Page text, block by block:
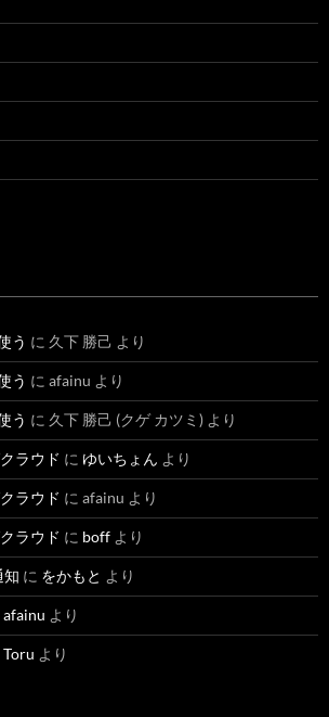
う に 久下 勝己 より
う に afainu より
う に 久下 勝己 (クゲ カツミ) より
ラウド に ゆいちょん より
ラウド に afainu より
ラウド に boff より
知 に をかもと より
afainu より
Toru より